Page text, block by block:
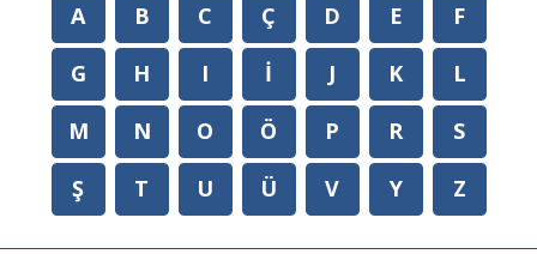
A B C Ç D E
F
G
H I İ J K
L
M
N O Ö P R
S
Ş
T U Ü V Y Z